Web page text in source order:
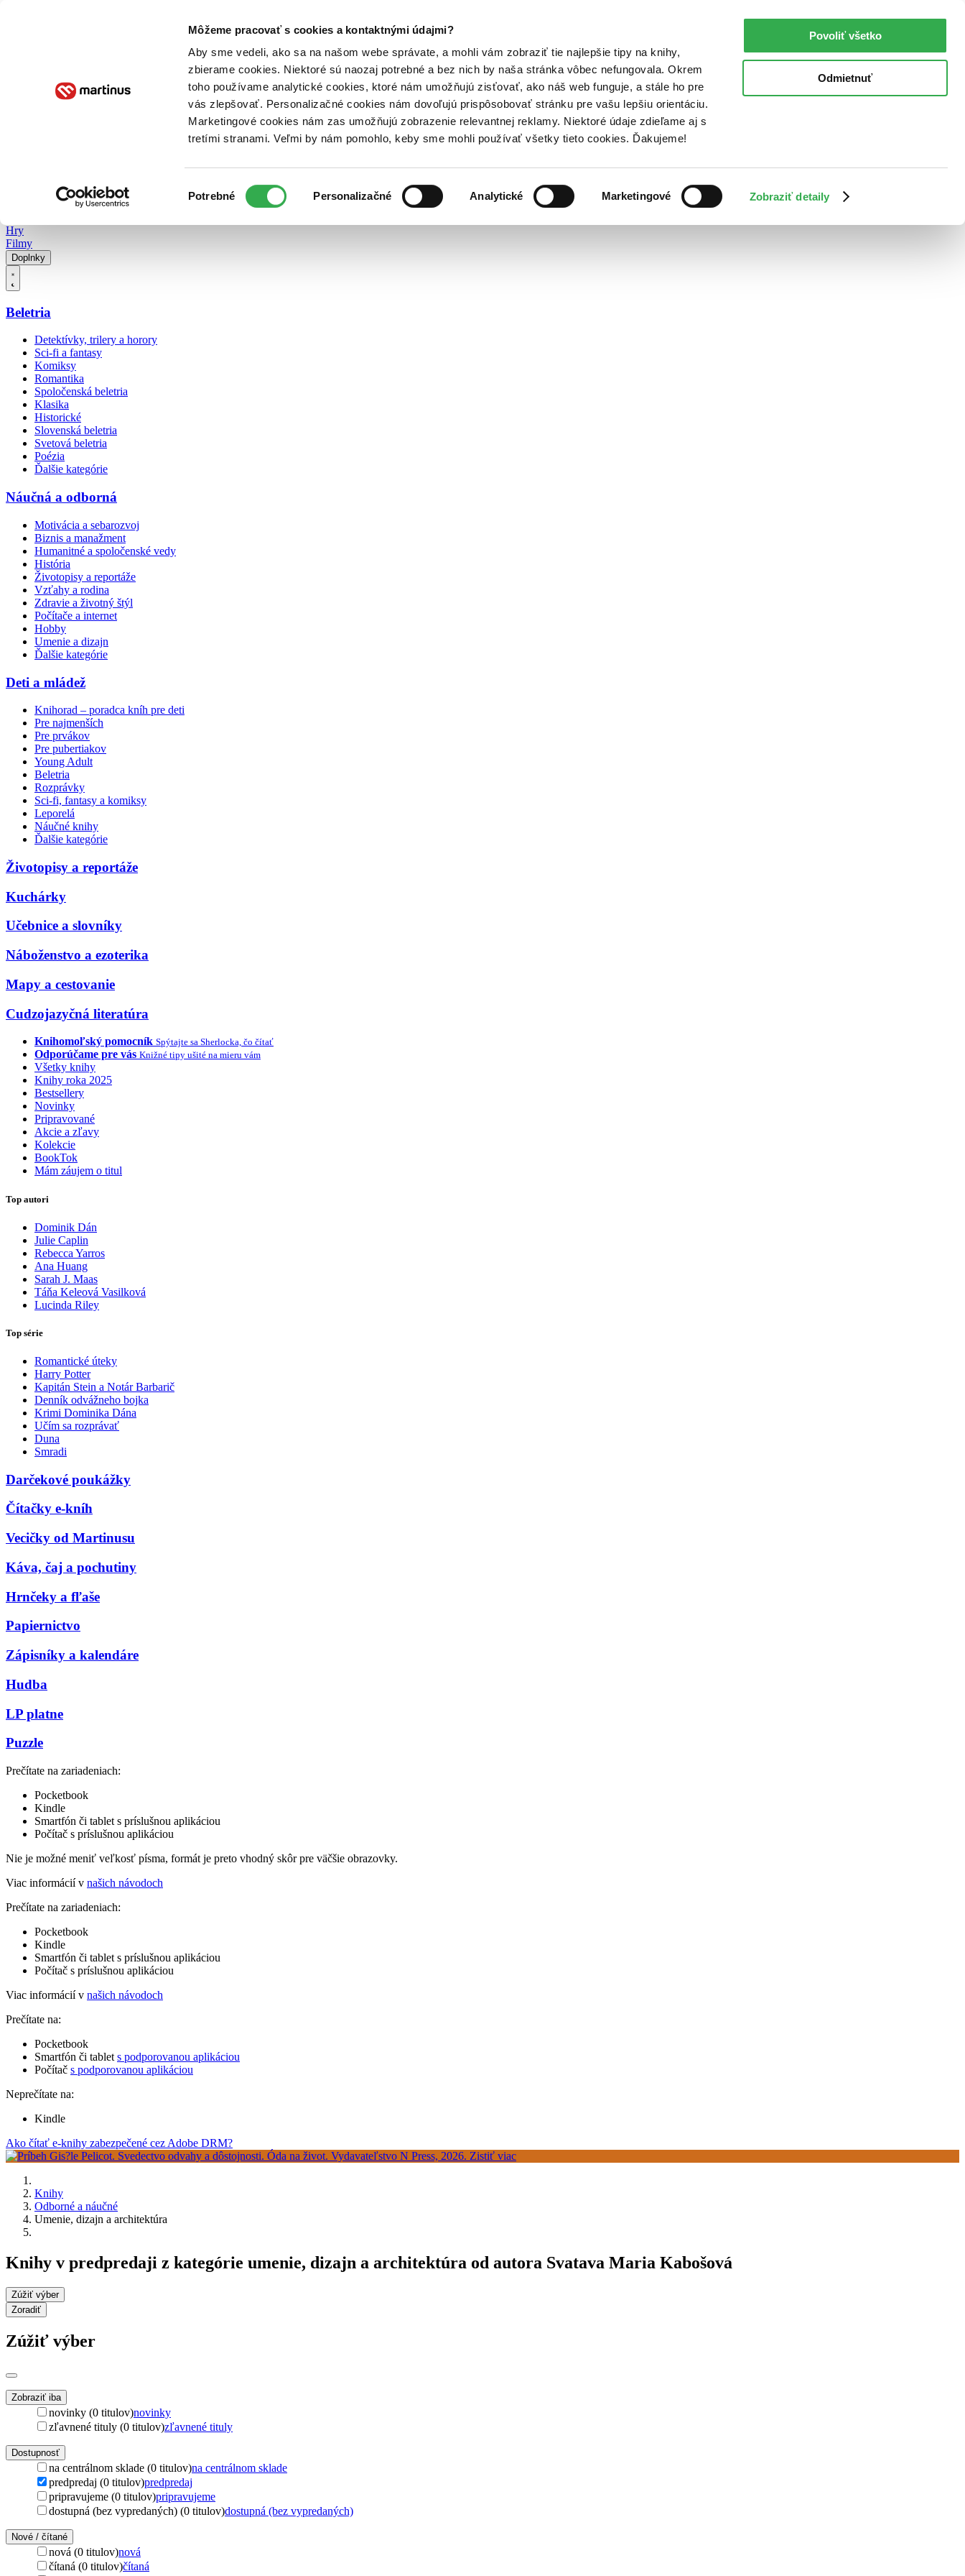
Môžeme pracovať s cookies a kontaktnými údajmi?
Aby sme vedeli, ako sa na našom webe správate, a mohli vám zobraziť tie najlepšie tipy na knihy,
zbierame cookies. Niektoré sú naozaj potrebné a bez nich by naša stránka vôbec nefungovala. Okrem
toho používame analytické cookies, ktoré nám umožňujú zisťovať, ako náš web funguje, a stále ho pre
vás zlepšovať. Personalizačné cookies nám dovoľujú prispôsobovať stránku pre vašu lepšiu orientáciu.
Marketingové cookies nám zas umožňujú zobrazenie relevantnej reklamy. Niektoré údaje zdieľame aj s
tretími stranami. Veľmi by nám pomohlo, keby sme mohli používať všetky tieto cookies. Ďakujeme!
súhlasu
Potrebné Personalizačné Analytické Marketingové Zobraziť detaily
Povoliť všetko
Odmietnuť
Poukážky Kontakt
Hry
Filmy
Doplnky
Beletria
Detektívky, trilery a horory
Sci-fi a fantasy
Komiksy
Romantika
Spoločenská beletria
Klasika
Historické
Slovenská beletria
Svetová beletria
Poézia
Ďalšie kategórie
Náučná a odborná
Motivácia a sebarozvoj
Biznis a manažment
Humanitné a spoločenské vedy
História
Životopisy a reportáže
Vzťahy a rodina
Zdravie a životný štýl
Počítače a internet
Hobby
Umenie a dizajn
Ďalšie kategórie
Deti a mládež
Knihorad – poradca kníh pre deti
Pre najmenších
Pre prvákov
Pre pubertiakov
Young Adult
Beletria
Rozprávky
Sci-fi, fantasy a komiksy
Leporelá
Náučné knihy
Ďalšie kategórie
Životopisy a reportáže
Kuchárky
Učebnice a slovníky
Náboženstvo a ezoterika
Mapy a cestovanie
Cudzojazyčná literatúra
Knihomoľský pomocník Spýtajte sa Sherlocka, čo čítať
Odporúčame pre vás Knižné tipy ušité na mieru vám
Všetky knihy
Knihy roka 2025
Bestsellery
Novinky
Pripravované
Akcie a zľavy
Kolekcie
BookTok
Mám záujem o titul
Top autori
Dominik Dán
Julie Caplin
Rebecca Yarros
Ana Huang
Sarah J. Maas
Táňa Keleová Vasilková
Lucinda Riley
Top série
Romantické úteky
Harry Potter
Kapitán Stein a Notár Barbarič
Denník odvážneho bojka
Krimi Dominika Dána
Učím sa rozprávať
Duna
Smradi
Darčekové poukážky
Čítačky e-kníh
Vecičky od Martinusu
Káva, čaj a pochutiny
Hrnčeky a fľaše
Papiernictvo
Zápisníky a kalendáre
Hudba
LP platne
Puzzle
Prečítate na zariadeniach:
Pocketbook
Kindle
Smartfón či tablet s príslušnou aplikáciou
Počítač s príslušnou aplikáciou
Nie je možné meniť veľkosť písma, formát je preto vhodný skôr pre väčšie obrazovky.
Viac informácií v našich návodoch
Prečítate na zariadeniach:
Pocketbook
Kindle
Smartfón či tablet s príslušnou aplikáciou
Počítač s príslušnou aplikáciou
Viac informácií v našich návodoch
Prečítate na:
Pocketbook
Smartfón či tablet s podporovanou aplikáciou
Počítač s podporovanou aplikáciou
Neprečítate na:
Kindle
Ako čítať e-knihy zabezpečené cez Adobe DRM?
Knihy
Odborné a náučné
Umenie, dizajn a architektúra
Knihy v predpredaji z kategórie umenie, dizajn a architektúra od autora Svatava Maria Kabošová
Zúžiť výber
Zoradiť
Zúžiť výber
Zobraziť iba
novinky (0 titulov)novinky
zľavnené tituly (0 titulov)zľavnené tituly
Dostupnosť
na centrálnom sklade (0 titulov)na centrálnom sklade
predpredaj (0 titulov)predpredaj
pripravujeme (0 titulov)pripravujeme
dostupná (bez vypredaných) (0 titulov)dostupná (bez vypredaných)
Nové / čítané
nová (0 titulov)nová
čítaná (0 titulov)čítaná